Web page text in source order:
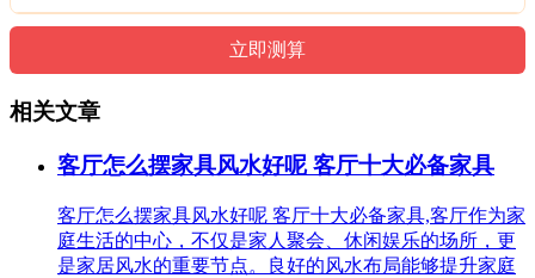
相关文章
客厅怎么摆家具风水好呢 客厅十大必备家具
客厅怎么摆家具风水好呢 客厅十大必备家具,客厅作为家
庭生活的中心，不仅是家人聚会、休闲娱乐的场所，更
是家居风水的重要节点。良好的风水布局能够提升家庭